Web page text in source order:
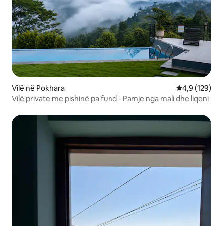
Vilë në Pokhara Vlerësimi
4,9 (129)
Vilë private me pishinë pa fund - Pamje nga mali dhe liqeni